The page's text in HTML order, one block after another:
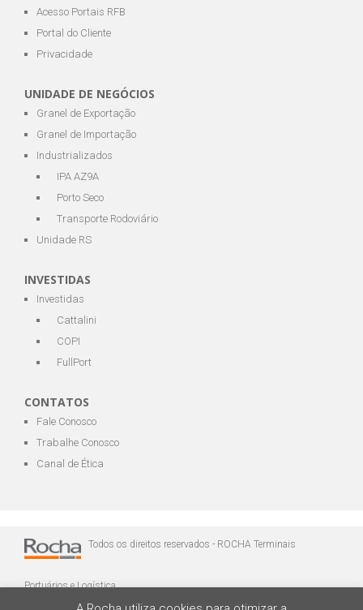
Acesso Portais RFB
Portal do Cliente
Privacidade
UNIDADE DE NEGÓCIOS
Granel de Exportação
Granel de Importação
Industrializados
IPA AZ9A
Porto Seco
Transporte Rodoviário
Unidade RS
INVESTIDAS
Investidas
Cattalini
COPI
FullPort
CONTATOS
Fale Conosco
Trabalhe Conosco
Canal de Ética
Todos os direitos reservados - ROCHA Terminais
Portuários e Logística